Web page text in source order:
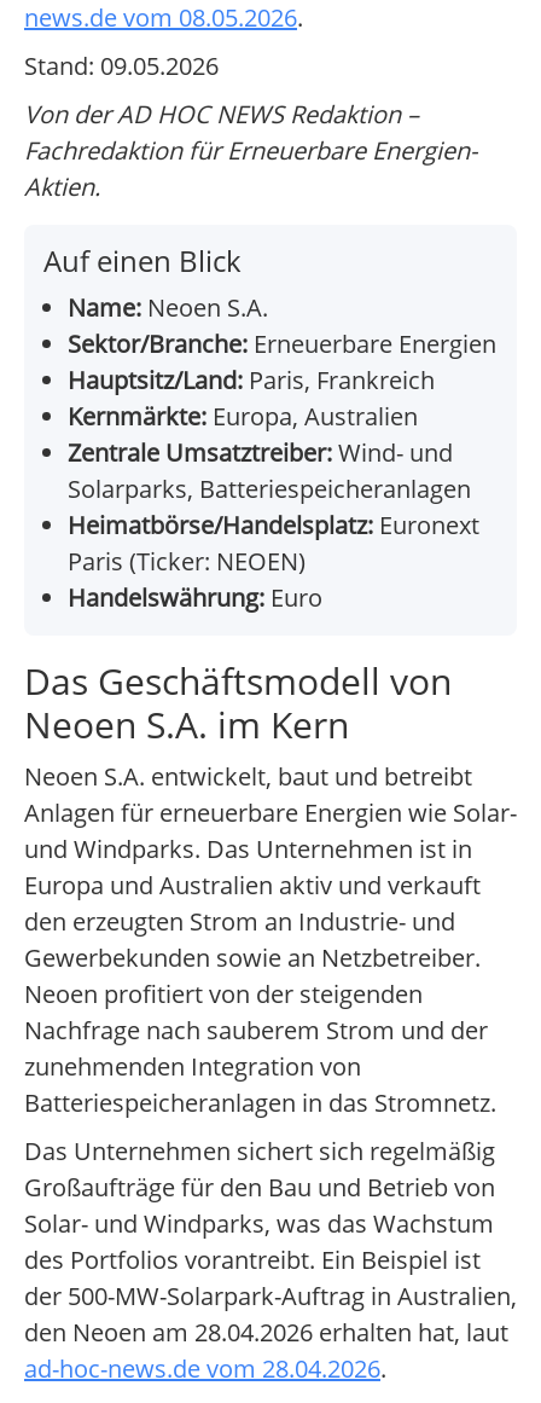
news.de vom 08.05.2026.
Stand: 09.05.2026
Von der AD HOC NEWS Redaktion –
Fachredaktion für Erneuerbare Energien-
Aktien.
Auf einen Blick
Name: Neoen S.A.
Sektor/Branche: Erneuerbare Energien
Hauptsitz/Land: Paris, Frankreich
Kernmärkte: Europa, Australien
Zentrale Umsatztreiber:Wind- und
Solarparks, Batteriespeicheranlagen
Heimatbörse/Handelsplatz: Euronext
Paris (Ticker: NEOEN)
Handelswährung: Euro
Das Geschäftsmodell von
Neoen S.A. im Kern
Neoen S.A. entwickelt, baut und betreibt
Anlagen für erneuerbare Energien wie Solar-
und Windparks. Das Unternehmen ist in
Europa und Australien aktiv und verkauft
den erzeugten Strom an Industrie- und
Gewerbekunden sowie an Netzbetreiber.
Neoen profitiert von der steigenden
Nachfrage nach sauberem Strom und der
zunehmenden Integration von
Batteriespeicheranlagen in das Stromnetz.
Das Unternehmen sichert sich regelmäßig
Großaufträge für den Bau und Betrieb von
Solar- und Windparks, was das Wachstum
des Portfolios vorantreibt. Ein Beispiel ist
der 500-MW-Solarpark-Auftrag in Australien,
den Neoen am 28.04.2026 erhalten hat, laut
ad-hoc-news.de vom 28.04.2026.